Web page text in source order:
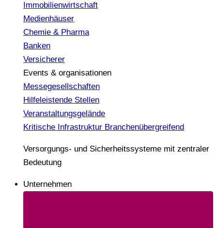
Immobilienwirtschaft
Medienhäuser
Chemie & Pharma
Banken
Versicherer
Events & organisationen
Messegesellschaften
Hilfeleistende Stellen
Veranstaltungsgelände
Kritische Infrastruktur Branchenübergreifend
Versorgungs- und Sicherheitssysteme mit zentraler
Bedeutung
Unternehmen